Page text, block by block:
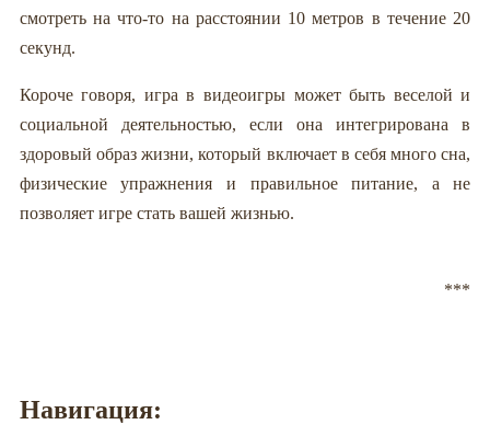
смотреть на что-то на расстоянии 10 метров в течение 20
секунд.
Короче говоря, игра в видеоигры может быть веселой и
социальной деятельностью, если она интегрирована в
здоровый образ жизни, который включает в себя много сна,
физические упражнения и правильное питание, а не
позволяет игре стать вашей жизнью.
***
Навигация: